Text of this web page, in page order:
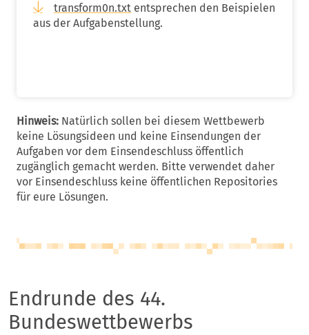
transform0n.txt entsprechen den Beispielen
aus der Aufgabenstellung.
Hinweis: Natürlich sollen bei diesem Wettbewerb
keine Lösungsideen und keine Einsendungen der
Aufgaben vor dem Einsendeschluss öffentlich
zugänglich gemacht werden. Bitte verwendet daher
vor Einsendeschluss keine öffentlichen Repositories
für eure Lösungen.
Endrunde des 44.
Bundeswettbewerbs